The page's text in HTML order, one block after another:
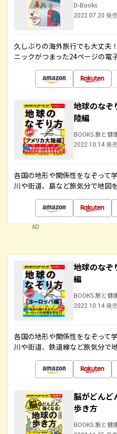
D-Books
2022.07.20 発
久しぶりの海外旅行でも大丈夫
ニックがつまった24ページの電
地球のな
陸編
BOOKS 旅と健
2022.10.14 発
各国の地形や関係性をなぞって
川や街道、島など旅気分で地図
AD
地球のな
編
BOOKS 旅と健
2022.10.14 発
各国の地形や関係性をなぞって
川や街道、鉄道線など旅気分で
脳がどんど
歩き方
BOOKS 旅と健